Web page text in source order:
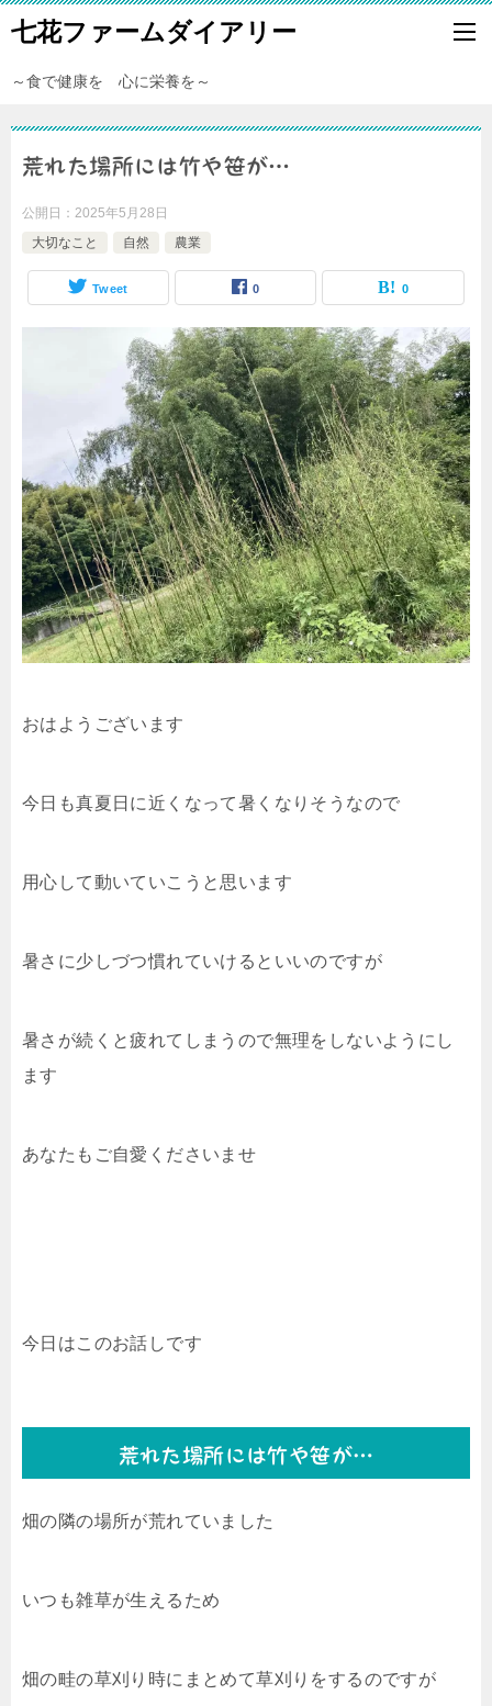
七花ファームダイアリー
～食で健康を 心に栄養を～
荒れた場所には竹や笹が…
公開日： 2025年5月28日
大切なこと
自然 農業
Tweet 0 0
おはようございます
今日も真夏日に近くなって暑くなりそうなので
用心して動いていこうと思います
暑さに少しづつ慣れていけるといいのですが
暑さが続くと疲れてしまうので無理をしないようにし
ます
あなたもご自愛くださいませ
今日はこのお話しです
荒れた場所には竹や笹が…
畑の隣の場所が荒れていました
いつも雑草が生えるため
畑の畦の草刈り時にまとめて草刈りをするのですが